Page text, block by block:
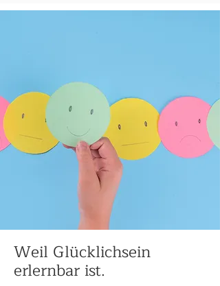
Weil Glücklichsein
erlernbar ist.